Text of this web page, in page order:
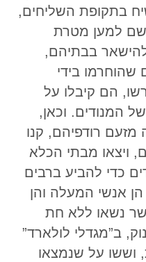
בתקופת השליחים,
למען מטרת
בבתיהם,
בידי
הם קיבלו על
המנודים. וכאן,
רודפיהם, קנו
ויצאו מבתי הכלא
כדי להביע ברבים
אנשי המעלה והן
נשאו ללא חת
ב”מגדלי לולארד”
וששו על שנמצאו